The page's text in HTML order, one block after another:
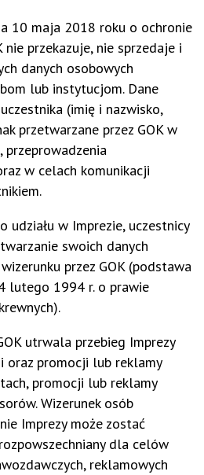
10 maja 2018 roku o ochronie
nie przekazuje, nie sprzedaje i
danych osobowych
lub instytucjom. Dane
(imię i nazwisko,
przetwarzane przez GOK w
przeprowadzenia
w celach komunikacji
udziału w Imprezie, uczestnicy
swoich danych
przez GOK (podstawa
lutego 1994 r. o prawie
utrwala przebieg Imprezy
promocji lub reklamy
promocji lub reklamy
Wizerunek osób
Imprezy może zostać
dla celów
reklamowych